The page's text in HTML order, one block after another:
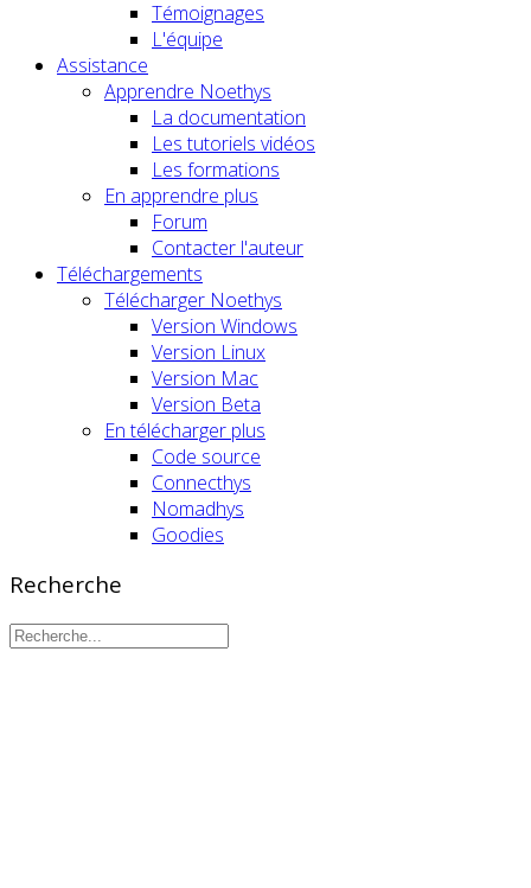
Témoignages
L'équipe
Assistance
Apprendre Noethys
La documentation
Les tutoriels vidéos
Les formations
En apprendre plus
Forum
Contacter l'auteur
Téléchargements
Télécharger Noethys
Version Windows
Version Linux
Version Mac
Version Beta
En télécharger plus
Code source
Connecthys
Nomadhys
Goodies
Recherche